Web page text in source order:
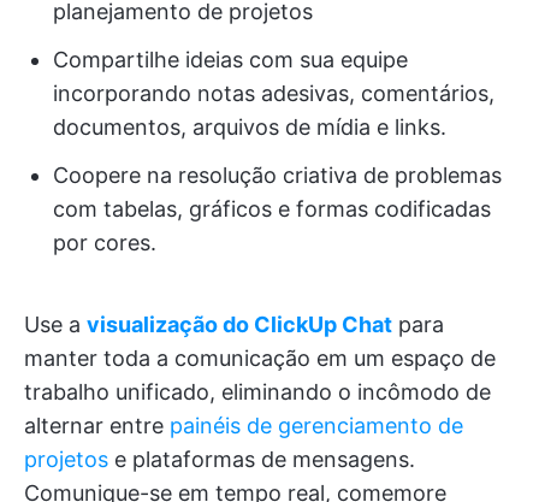
planejamento de projetos
Compartilhe ideias com sua equipe
incorporando notas adesivas, comentários,
documentos, arquivos de mídia e links.
Coopere na resolução criativa de problemas
com tabelas, gráficos e formas codificadas
por cores.
Use a visualização do ClickUp Chat para
manter toda a comunicação em um espaço de
trabalho unificado, eliminando o incômodo de
alternar entre painéis de gerenciamento de
projetos e plataformas de mensagens.
Comunique-se em tempo real, comemore